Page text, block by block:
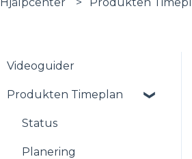
Videoguider
Produkten Timeplan
Status
Planering